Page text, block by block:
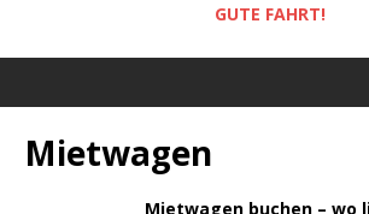
GUTE FAHRT!
Mietwagen
Mietwagen buchen – wo